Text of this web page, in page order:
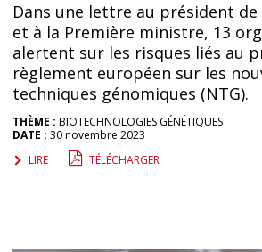
Dans une lettre au président de
et à la Première ministre, 13
alertent sur les risques liés au
règlement européen sur les
techniques génomiques (NTG).
THÈME : BIOTECHNOLOGIES GÉNÉTIQUES
DATE : 30 novembre 2023
LIRE
TÉLÉCHARGER